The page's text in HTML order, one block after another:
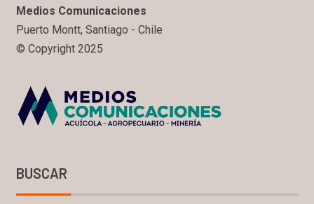
Medios Comunicaciones
Puerto Montt, Santiago - Chile
© Copyright 2025
BUSCAR